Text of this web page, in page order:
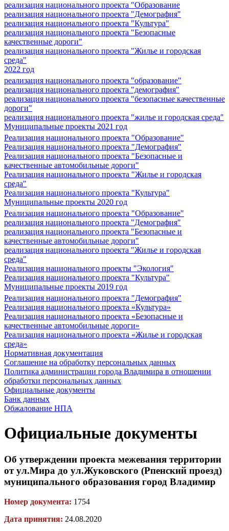
реализация национального проекта "Образование
реализация национального проекта "Демография"
реализация национального проекта "Культура"
реализация национального проекта "Безопасные
качественные дороги"
реализация национального проекта "Жилье и городская
среда"
2022 год
реализация национального проекта "образование"
реализация национального проекта "демография"
реализация национального проекта "безопасные качественные
дороги"
реализация национального проекта "жилье и городская среда"
Муниципальные проекты 2021 год
Реализация национального проекта "Образование"
Реализация национального проекта "Демография"
Реализация национального проекта "Безопасные и
качественные автомобильные дороги"
Реализация национального проекта "Жилье и городская
среда"
Реализация национального проекта "Культура"
Муниципальные проекты 2020 год
Реализация национального проекта "Образование"
реализация национального проекта "Демография"
реализация национального проекта "Безопасные и
качественные автомобильные дороги"
реализация национального проекта "Жилье и городская
среда"
Реализация национального проекты "Экология"
Реализация национального проекта "Культура"
Муниципальные проекты 2019 год
Реализация национального проекта "Демография"
Реализация национального проекта «Культура»
Реализация национального проекта «Безопасные и
качественные автомобильные дороги»
Реализация национального проекта «Жилье и городская
среда»
Нормативная документация
Соглашение на обработку персональных данных
Политика администрации города Владимира в отношении
обработки персональных данных
Официальные документы
Банк данных
Обжалование НПА
Официальные документы
Об утверждении проекта межевания территории
от ул.Мира до ул.Жуковского (Рпенский проезд)
муниципального образования город Владимир
Номер документа: 1754
Дата принятия: 24.08.2020